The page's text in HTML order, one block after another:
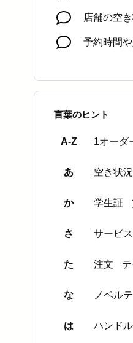
店舗の空
予約時間
言葉のヒント
A-Z 1オーダ
あ 空き状況
か 学生証
さ サービ
た 注文
な ノベル
は ハンド